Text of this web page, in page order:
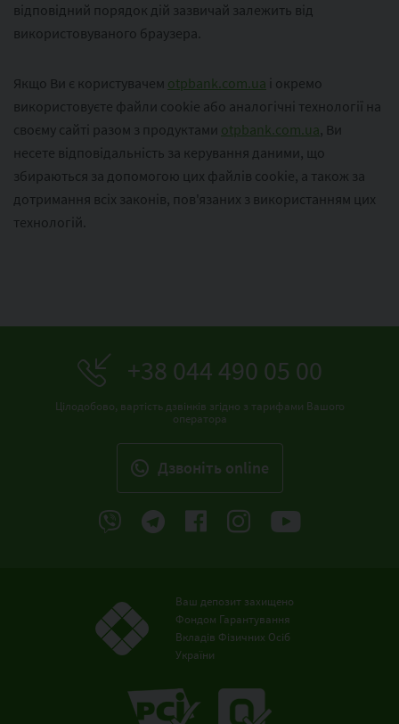
відповідний порядок дій зазвичай залежить від
використовуваного браузера.
Якщо Ви є користувачем otpbank.com.ua і окремо
використовуєте файли cookie або аналогічні технології на
своєму сайті разом з продуктами otpbank.com.ua, Ви
несете відповідальність за керування даними, що
збираються за допомогою цих файлів cookie, а також за
дотримання всіх законів, пов'язаних з використанням цих
технологій.
+38 044 490 05 00
Цілодобово, вартість дзвінків згідно з тарифами Вашого
оператора
Дзвонiть online
Ваш депозит захищено
Фондом Гарантування
Вкладів Фізичних Осіб
України